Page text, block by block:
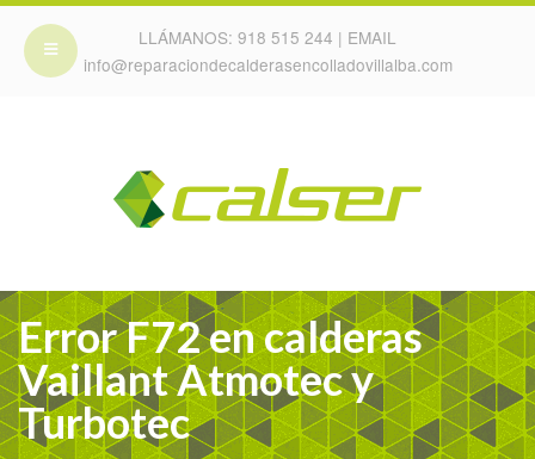
LLÁMANOS: 918 515 244 | EMAIL
info@reparaciondecalderasencolladovillalba.com
Error F72 en calderas
Vaillant Atmotec y
Turbotec